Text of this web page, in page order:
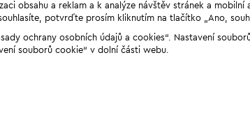
obsahu a reklam a k analýze návštěv stránek a
potvrďte prosím kliknutím na tlačítko „Ano,
ochrany osobních údajů a cookies“. Nastavení
souborů cookie“ v dolní části webu.